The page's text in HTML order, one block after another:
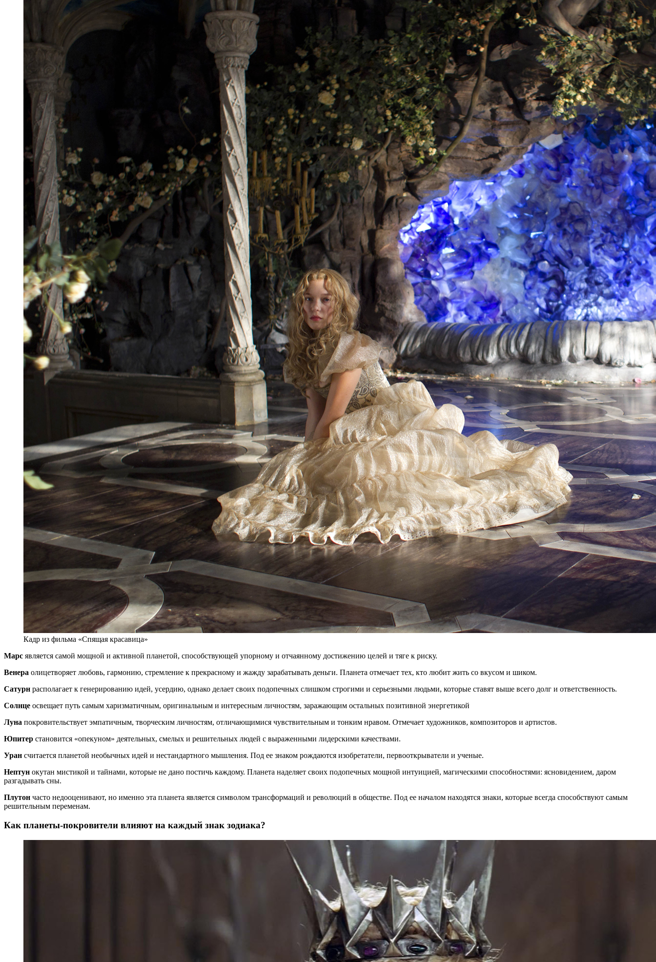
Кадр из фильма «Спящая красавица»
Марс является самой мощной и активной планетой, способствующей упорному и отчаянному достижению целей и тяге к риску.
Венера олицетворяет любовь, гармонию, стремление к прекрасному и жажду зарабатывать деньги. Планета отмечает тех, кто любит жить со вкусом и шиком.
Сатурн располагает к генерированию идей, усердию, однако делает своих подопечных слишком строгими и серьезными людьми, которые ставят выше всего долг и ответственность.
Солнце освещает путь самым харизматичным, оригинальным и интересным личностям, заражающим остальных позитивной энергетикой
Луна покровительствует эмпатичным, творческим личностям, отличающимися чувствительным и тонким нравом. Отмечает художников, композиторов и артистов.
Юпитер становится «опекуном» деятельных, смелых и решительных людей с выраженными лидерскими качествами.
Уран считается планетой необычных идей и нестандартного мышления. Под ее знаком рождаются изобретатели, первооткрыватели и ученые.
Нептун окутан мистикой и тайнами, которые не дано постичь каждому. Планета наделяет своих подопечных мощной интуицией, магическими способностями: ясновидением, даром
разгадывать сны.
Плутон часто недооценивают, но именно эта планета является символом трансформаций и революций в обществе. Под ее началом находятся знаки, которые всегда способствуют самым
решительным переменам.
Как планеты-покровители влияют на каждый знак зодиака?